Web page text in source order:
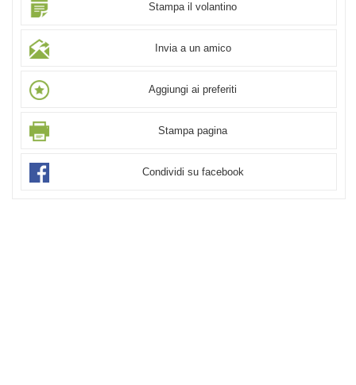
Stampa il volantino
Invia a un amico
Aggiungi ai preferiti
Stampa pagina
Condividi su facebook